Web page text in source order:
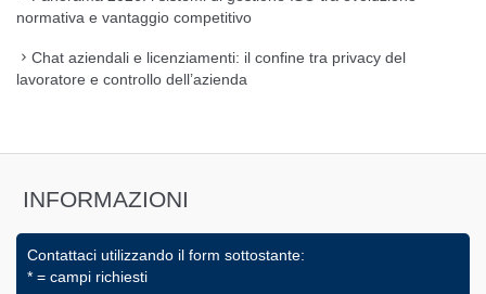
normativa e vantaggio competitivo
Chat aziendali e licenziamenti: il confine tra privacy del
lavoratore e controllo dell’azienda
INFORMAZIONI
Contattaci utilizzando il form sottostante:
* = campi richiesti